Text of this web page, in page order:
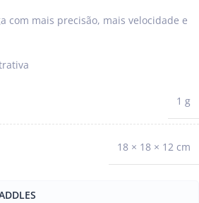
com mais precisão, mais velocidade e
1 g
18 × 18 × 12 cm